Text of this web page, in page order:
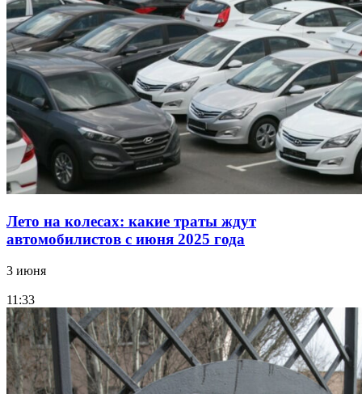
Лето на колесах: какие траты ждут
автомобилистов с июня 2025 года
3 июня
11:33